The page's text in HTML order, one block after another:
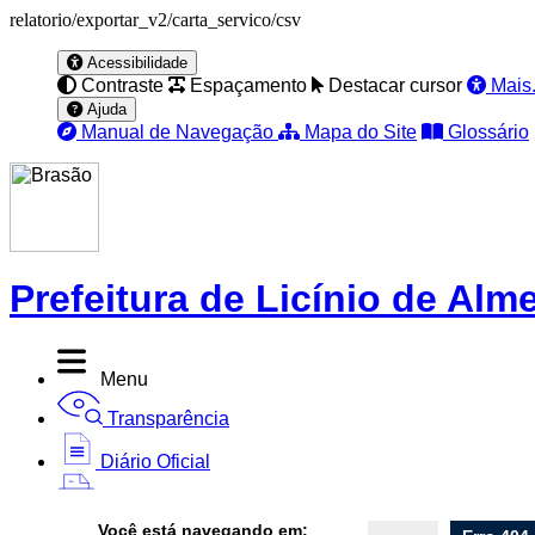
relatorio/exportar_v2/carta_servico/csv
Acessibilidade
Contraste Espaçamento Destacar cursor
Ajuda
Manual de Navegação Mapa do Site Glossário
Prefeitura de Licínio de
Menu
Transparência
Diário Oficial
Você está navegando em: